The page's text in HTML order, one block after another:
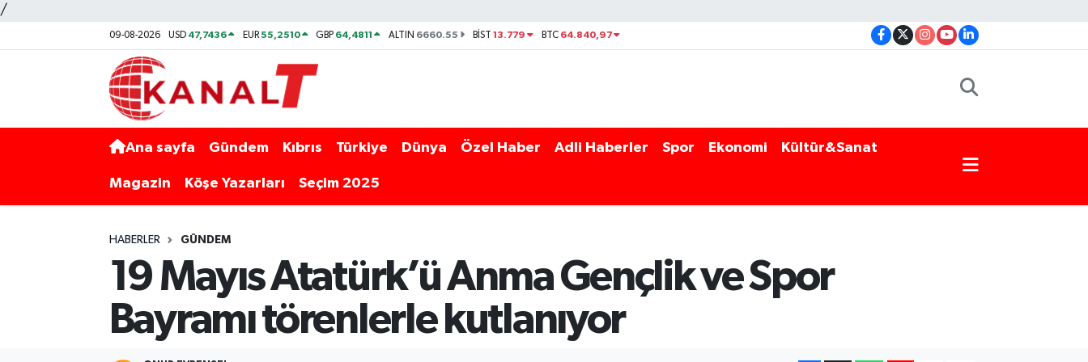
/
09-08-2026 USD 47,7436 EUR55,2510 GBP 64,4811 ALTIN 6660.55 BİST13.779 BTC 64.840,97
Ana sayfa Gündem Kıbrıs Türkiye Dünya Özel Haber Adli Haberler Spor Ekonomi Kültür&Sanat
Magazin Köşe Yazarları Seçim 2025
HABERLER GÜNDEM
19 Mayıs Atatürk’ü Anma Gençlik ve Spor
Bayramı törenlerle kutlanıyor